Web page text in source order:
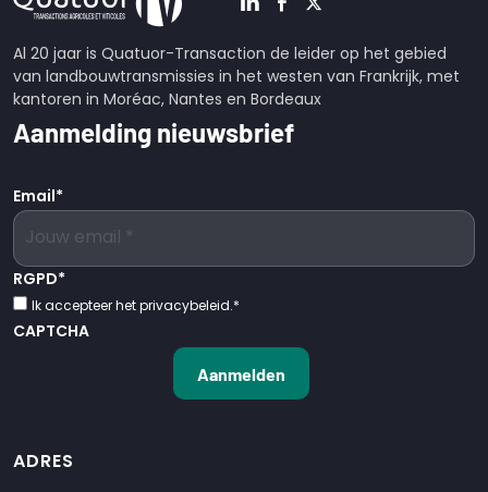
Al 20 jaar is Quatuor-Transaction de leider op het gebied
van landbouwtransmissies in het westen van Frankrijk, met
kantoren in Moréac, Nantes en Bordeaux
Aanmelding nieuwsbrief
Email*
RGPD*
Ik accepteer het privacybeleid.*
CAPTCHA
ADRES